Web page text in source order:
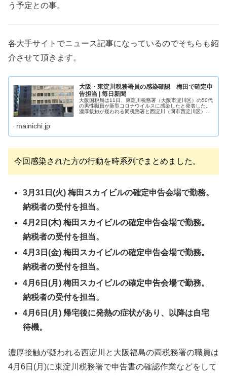
う予定との事。
各大手サイトでニュース記事になっているのでそちらも紹
介させて頂きます。
大阪・東淀川税務署員の感染確認 梅田で確定申
告担当 | 毎日新聞
大阪国税局は11日、東淀川税務署（大阪市淀川区）の50代
の男性職員が新型コロナウイルスに感染したと発表した。
濃厚接触が疑われる同税務署と西淀川（同市西淀川区）、
mainichi.jp
今回感染された方の行動を時系列でまとめました。
3月31日(火) 梅田スカイビルの確定申告会場で勤務。
納税者の受付を担当。
4月2日(木) 梅田スカイビルの確定申告会場で勤務。
納税者の受付を担当。
4月3日(金) 梅田スカイビルの確定申告会場で勤務。
納税者の受付を担当。
4月6日(月) 梅田スカイビルの確定申告会場で勤務。
納税者の受付を担当。
4月6日(月) 帰宅後に発熱の症状があり、以降は自宅
待機。
濃厚接触が疑われる西淀川と大阪福島の両税務署の職員は
4月6日(月)に東淀川税務署で申告書の確認作業などをして